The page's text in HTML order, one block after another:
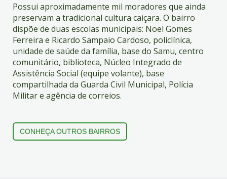
Possui aproximadamente mil moradores que ainda
preservam a tradicional cultura caiçara. O bairro
dispõe de duas escolas municipais: Noel Gomes
Ferreira e Ricardo Sampaio Cardoso, policlínica,
unidade de saúde da família, base do Samu, centro
comunitário, biblioteca, Núcleo Integrado de
Assistência Social (equipe volante), base
compartilhada da Guarda Civil Municipal, Polícia
Militar e agência de correios.
CONHEÇA OUTROS BAIRROS